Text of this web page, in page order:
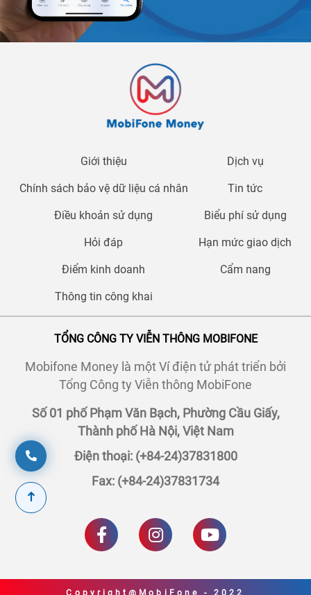
TỔNG CÔNG TY VIỄN THÔNG MOBIFONE
Mobifone Money là một Ví điện tử phát triển bởi
Tổng Công ty Viễn thông MobiFone
Số 01 phố Phạm Văn Bạch, Phường Cầu Giấy,
Thành phố Hà Nội, Việt Nam
Điện thoại: (+84-24)37831800
Fax: (+84-24)37831734
Giới thiệu Dịch vụ
Chính sách bảo vệ dữ liệu cá nhân Tin tức
Điều khoản sử dụng Biểu phí sử dụng
Hỏi đáp Hạn mức giao dịch
Điểm kinh doanh Cẩm nang
Thông tin công khai
Copyright@MobiFone - 2022